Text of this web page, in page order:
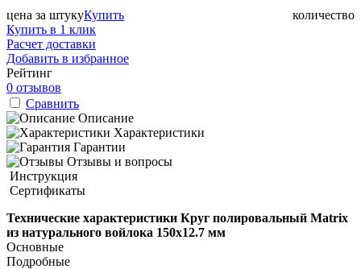
цена за штуку количество
Купить
Купить в 1 клик
Расчет доставки
Добавить в избранное
Рейтинг
0 отзывов
Сравнить
Описание
Характеристики
Гарантии
Отзывы и вопросы
Инструкция
Сертификаты
Технические характеристики Круг полировальный Matrix
из натурального войлока 150х12.7 мм
Основные
Подробные